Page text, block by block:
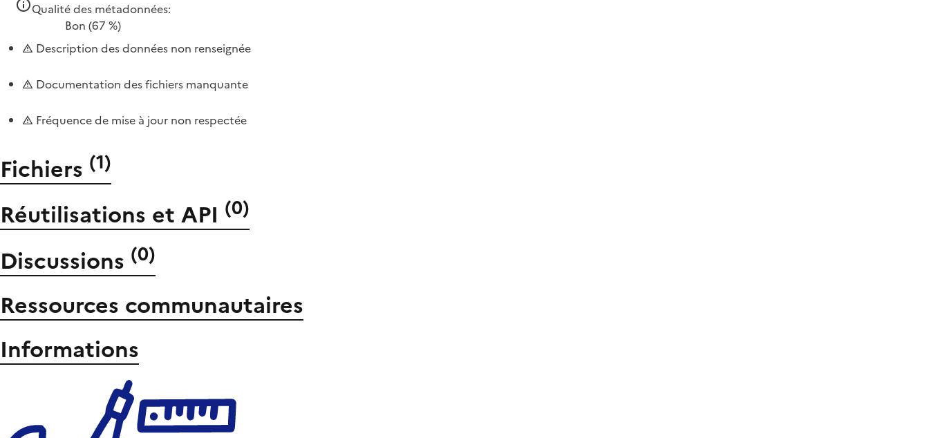
Qualité des métadonnées:
Bon (67 %)
Description des données non renseignée
Documentation des fichiers manquante
Fréquence de mise à jour non respectée
Fichiers (1)
Réutilisations et API (0)
Discussions (0)
Ressources communautaires
Informations